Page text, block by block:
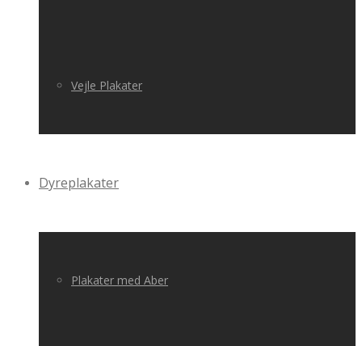
Vejle Plakater
Dyreplakater
Plakater med Aber